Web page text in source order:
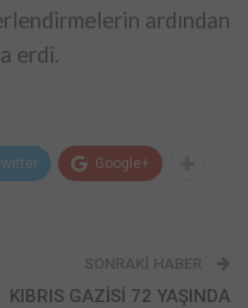
ardından
erdi.
Google+
SONRAKI HABER
KIBRIS GAZİSİ 72 YAŞINDA